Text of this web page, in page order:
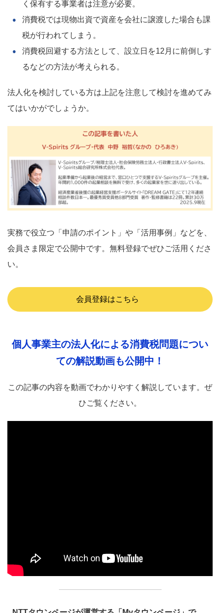
く保有する事業者は注意が必要。
消費税では現物出資で資産を会社に譲渡した場合も課
税が行われてしまう。
消費税回避する方法として、設立日を12月に前倒しす
るなどの方法が考えられる。
法人化を検討している方は上記を注意して検討を進めてみ
てはいかがでしょうか。
実務で役立つ「申請のポイント」や「活用事例」などを、
会員さま限定で公開中です。無料登録でぜひご活用くださ
い。
会員登録はこちら
個人事業主の法人化による消費税問題につい
ての解説動画も公開中！
この記事の内容を動画でわかりやすく解説しています。ぜ
ひご覧ください。